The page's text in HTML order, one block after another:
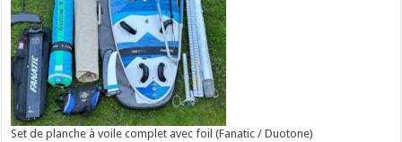
Set de planche à voile complet avec foil (Fanatic / Duotone)